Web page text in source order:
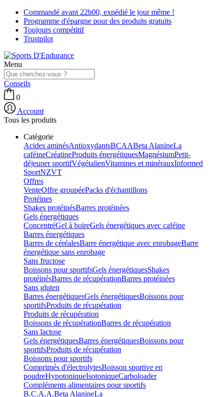
Commandé avant 22h00, expédié le jour même !
Programme d'épargne pour des produits gratuits
Toujours compétitif
Trustpilot
Menu
Conseils
0
Account
Tous les produits
Catégorie
Acides aminésAntioxydantsBCAABeta AlanineLa
caféineCréatineProduits énergétiquesMagnésiumPetit-
déjeuner sportifVégétalienVitamines et minérauxInformed
SportNZVT
Offres
VenteOffre groupéePacks d'échantillons
Protéines
Shakes protéinésBarres protéinées
Gels énergétiques
ConcentréGel à boireGels énergétiques avec caféine
Barres énergétiques
Barres de céréalesBarre énergétique avec enrobageBarre
énergétique sans enrobage
Sans fructose
Boissons pour sportifsGels énergétiquesShakes
protéinésBarres de récupérationBarres protéinées
Sans gluten
Barres énergétiquesGels énergétiquesBoissons pour
sportifsProduits de récupération
Produits de récupération
Boissons de récupérationBarres de récupération
Sans lactose
Gels énergétiquesBarres énergétiquesBoissons pour
sportifsProduits de récupération
Boissons pour sportifs
Comprimés d'électrolytesBoisson sportive en
poudreHypotoniqueIsotoniqueCarboloader
Compléments alimentaires pour sportifs
B.C.A.A.Beta AlanineLa